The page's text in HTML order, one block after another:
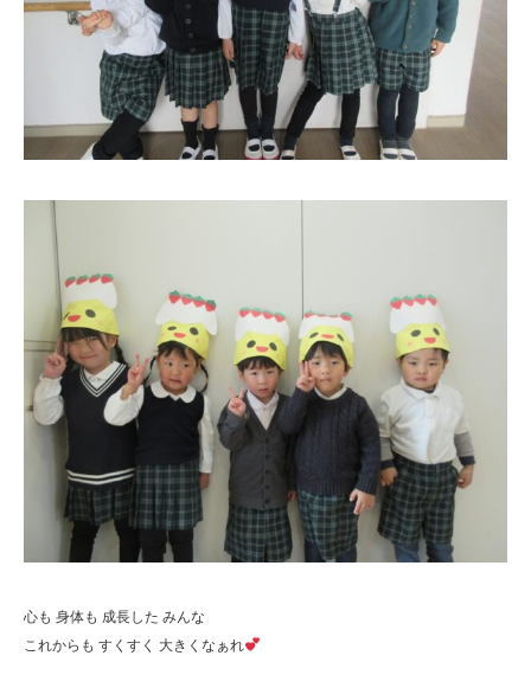
心も 身体も 成長した みんな
これからも すくすく 大きくなぁれ